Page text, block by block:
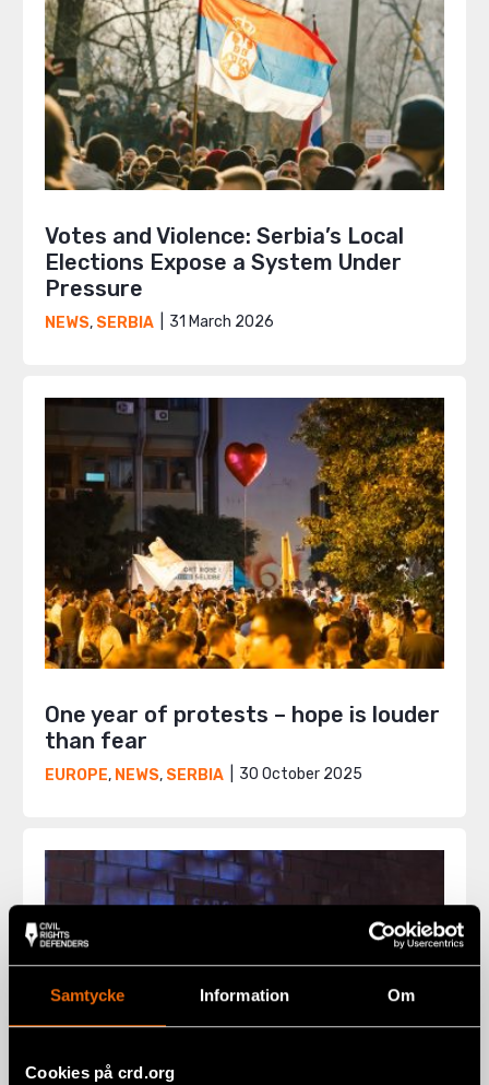
Samtycke Information Om
Cookies på crd.org
Votes and Violence: Serbia’s Local
Elections Expose a System Under
Pressure
NEWS, SERBIA 31 March 2026
One year of protests – hope is louder
than fear
EUROPE, NEWS, SERBIA 30 October 2025